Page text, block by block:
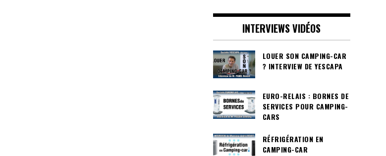
INTERVIEWS VIDÉOS
LOUER SON CAMPING-CAR
? INTERVIEW DE YESCAPA
EURO-RELAIS : BORNES DE
SERVICES POUR CAMPING-
CARS
RÉFRIGÉRATION EN
CAMPING-CAR